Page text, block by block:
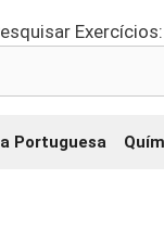
Exercícios:
Portuguesa